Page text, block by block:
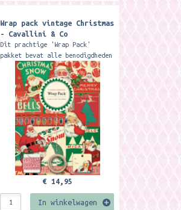
Wrap pack vintage Christmas
- Cavallini & Co
Dit prachtige 'Wrap Pack'
pakket bevat alle benodigdheden
voor het verpakken van een
speciaal cadeau. 4 vellen
inpakpapier formaat: 50...
€ 14,95
In winkelwagen